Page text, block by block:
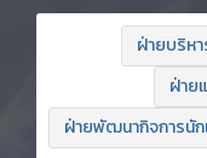
ฝ่ายบริห
ฝ่าย
ฝ่ายพัฒนากิจการนั